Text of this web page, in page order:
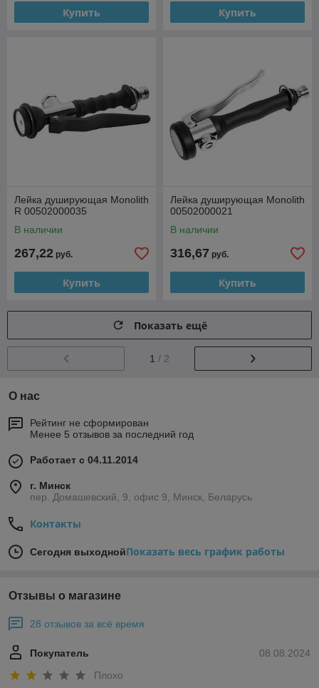
Купить Купить
Лейка душирующая Monolith
R 00502000035
В наличии
267,22 руб.
Купить
Лейка душирующая Monolith
00502000021
В наличии
316,67 руб.
Купить
Показать ещё
1 / 2
О нас
Рейтинг не сформирован
Менее 5 отзывов за последний год
Работает с 04.11.2014
г. Минск
пер. Домашевский, 9, офис 9, Минск, Беларусь
Контакты
Сегодня выходнойПоказать весь график работы
Отзывы о магазине
28 отзывов за всё время
08.08.2024
Покупатель
Плохо